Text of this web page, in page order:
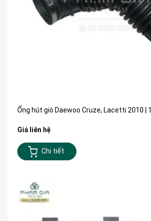
Ống hút gió Daewoo Cruze, Lacetti 2010 |
Giá liên hệ
Chi tiết